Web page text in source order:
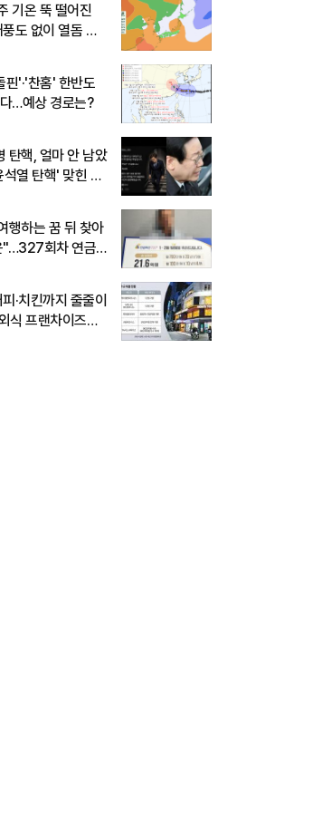
기온 뚝 떨어진
도 없이 열돔 박
핀'·'찬홈' 한반도
…예상 경로는?
탄핵, 얼마 안 남았
석열 탄핵' 맞힌 무
행하는 꿈 뒤 찾아
"…327회차 연금
피·치킨까지 줄줄이
식 프랜차이즈